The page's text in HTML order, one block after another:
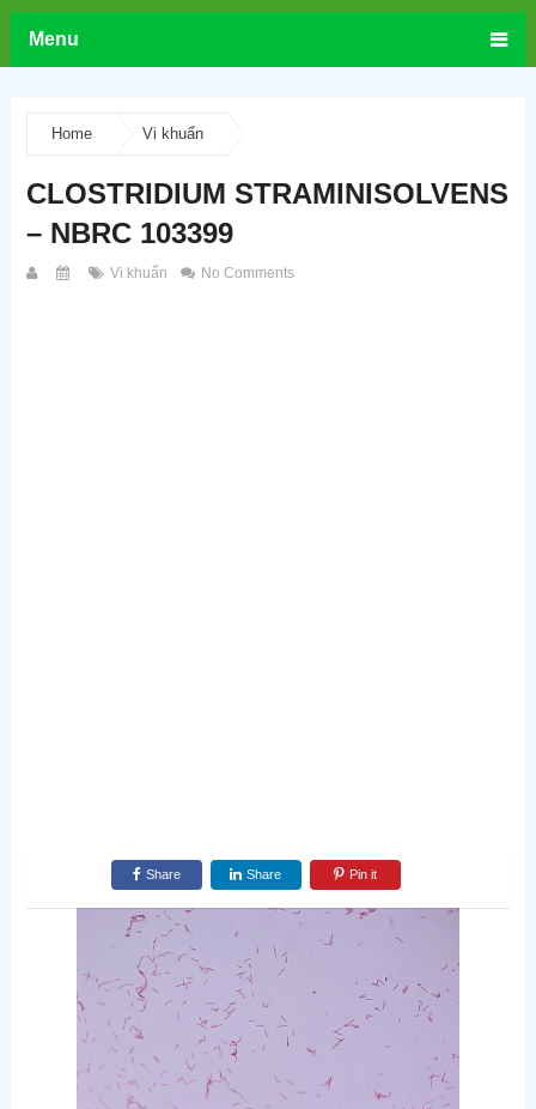
Menu
Home Vi khuẩn
CLOSTRIDIUM STRAMINISOLVENS
– NBRC 103399
Vi khuẩn No Comments
Share Share Pin it